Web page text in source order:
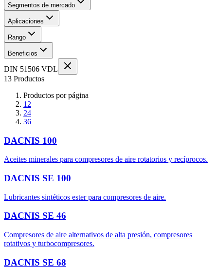
Segmentos de mercado
Aplicaciones
Rango
Beneficios
DIN 51506 VDL
13 Productos
Productos por página
12
24
36
DACNIS 100
Aceites minerales para compresores de aire rotatorios y recíprocos.
DACNIS SE 100
Lubricantes sintéticos ester para compresores de aire.
DACNIS SE 46
Compresores de aire alternativos de alta presión, compresores
rotativos y turbocompresores.
DACNIS SE 68